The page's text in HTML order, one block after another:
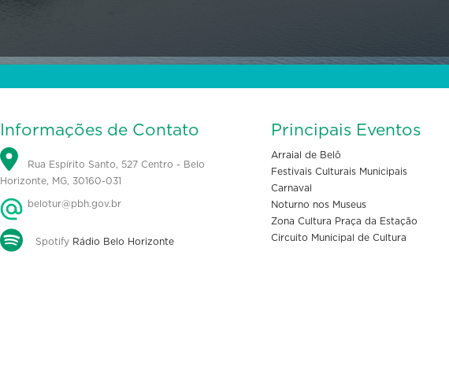
Informações de Contato
Rua Espírito Santo, 527 Centro - Belo
Horizonte, MG, 30160-031
belotur@pbh.gov.br
Spotify Rádio Belo Horizonte
Principais Eventos
Arraial de Belô
Festivais Culturais Municipais
Carnaval
Noturno nos Museus
Zona Cultura Praça da Estação
Circuito Municipal de Cultura